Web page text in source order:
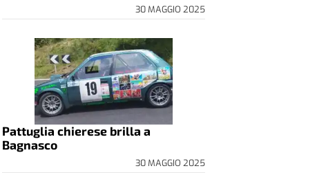
30 MAGGIO 2025
Pattuglia chierese brilla a
Bagnasco
30 MAGGIO 2025